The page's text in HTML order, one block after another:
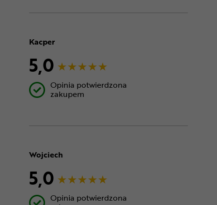
Kacper
5,0
Opinia potwierdzona
zakupem
Wojciech
5,0
Opinia potwierdzona